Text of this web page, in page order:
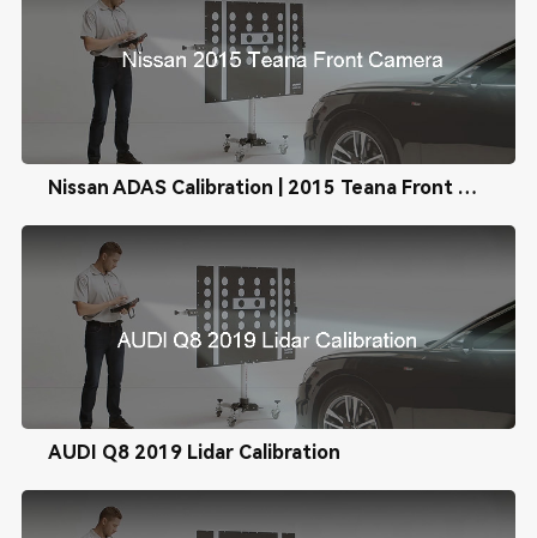
Nissan ADAS Calibration | 2015 Teana Front Camera Calibration
AUDI Q8 2019 Lidar Calibration